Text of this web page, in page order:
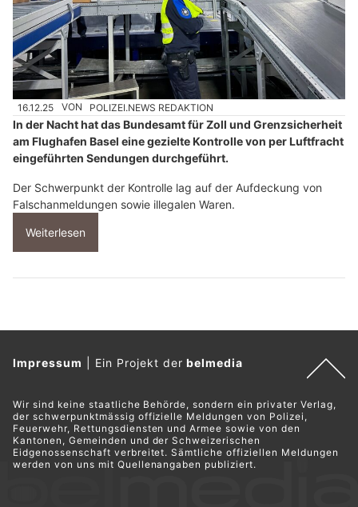
16.12.25 VON POLIZEI.NEWS REDAKTION
In der Nacht hat das Bundesamt für Zoll und Grenzsicherheit
am Flughafen Basel eine gezielte Kontrolle von per Luftfracht
eingeführten Sendungen durchgeführt.
Der Schwerpunkt der Kontrolle lag auf der Aufdeckung von
Falschanmeldungen sowie illegalen Waren.
Weiterlesen
Impressum Ein Projekt derbelmedia
Wir sind keine staatliche Behörde, sondern ein privater Verlag,
der schwerpunktmässig offizielle Meldungen von Polizei,
Feuerwehr, Rettungsdiensten und Armee sowie von den
Kantonen, Gemeinden und der Schweizerischen
Eidgenossenschaft verbreitet. Sämtliche offiziellen Meldungen
werden von uns mit Quellenangaben publiziert.